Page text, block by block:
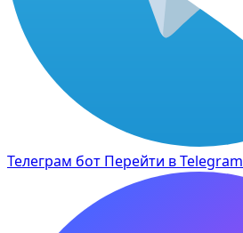
Телеграм бот Перейти в Telegram